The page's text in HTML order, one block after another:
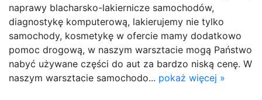
naprawy blacharsko-lakiernicze samochodów,
diagnostykę komputerową, lakierujemy nie tylko
samochody, kosmetykę w ofercie mamy dodatkowo
pomoc drogową, w naszym warsztacie mogą Państwo
nabyć używane części do aut za bardzo niską cenę. W
naszym warsztacie samochodo... pokaż więcej »